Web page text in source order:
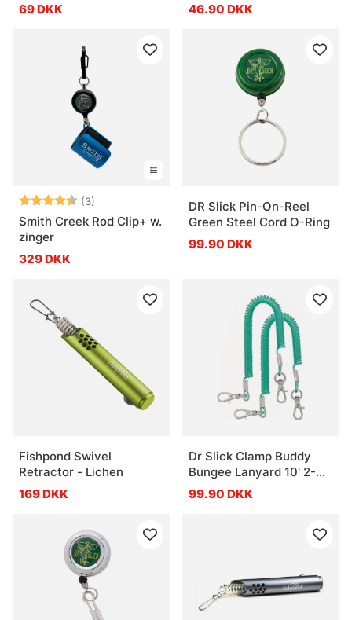
69 DKK
46.90 DKK
Vurdering: (3)
4.7 ud af 5 stjerner
Smith Creek Rod Clip+ w.
zinger
329 DKK
DR Slick Pin-On-Reel
Green Steel Cord O-Ring
99.90 DKK
Fishpond Swivel
Retractor - Lichen
169 DKK
Dr Slick Clamp Buddy
Bungee Lanyard 10' 2-
pack
99.90 DKK